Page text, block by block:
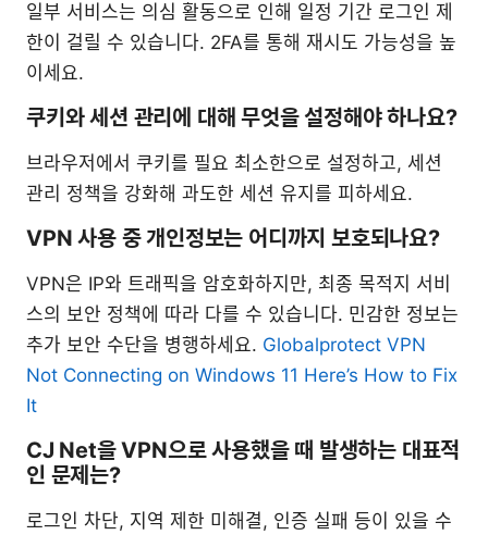
일부 서비스는 의심 활동으로 인해 일정 기간 로그인 제
한이 걸릴 수 있습니다. 2FA를 통해 재시도 가능성을 높
이세요.
쿠키와 세션 관리에 대해 무엇을 설정해야 하나요?
브라우저에서 쿠키를 필요 최소한으로 설정하고, 세션
관리 정책을 강화해 과도한 세션 유지를 피하세요.
VPN 사용 중 개인정보는 어디까지 보호되나요?
VPN은 IP와 트래픽을 암호화하지만, 최종 목적지 서비
스의 보안 정책에 따라 다를 수 있습니다. 민감한 정보는
추가 보안 수단을 병행하세요. Globalprotect VPN
Not Connecting on Windows 11 Here’s How to Fix
It
CJ Net을 VPN으로 사용했을 때 발생하는 대표적
인 문제는?
로그인 차단, 지역 제한 미해결, 인증 실패 등이 있을 수